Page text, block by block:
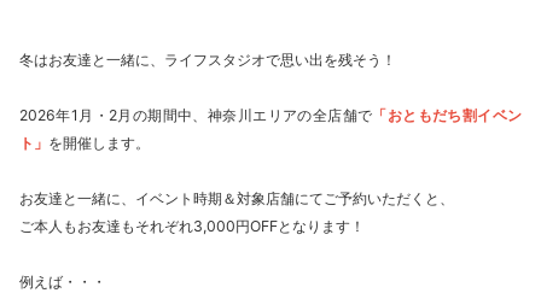
冬はお友達と一緒に、ライフスタジオで思い出を残そう！
2026年1月・2月の期間中、神奈川エリアの全店舗で 「おともだち割イベン
ト」 を開催します。
お友達と一緒に、イベント時期＆対象店舗にてご予約いただくと、
ご本人もお友達もそれぞれ3,000円OFFとなります！
例えば・・・